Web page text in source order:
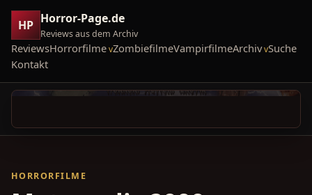
HP Horror-Page.de
Reviews aus dem Archiv
ReviewsHorrorfilme ZombiefilmeVampirfilmeArchiv Suche
Kontakt
HORRORFILME